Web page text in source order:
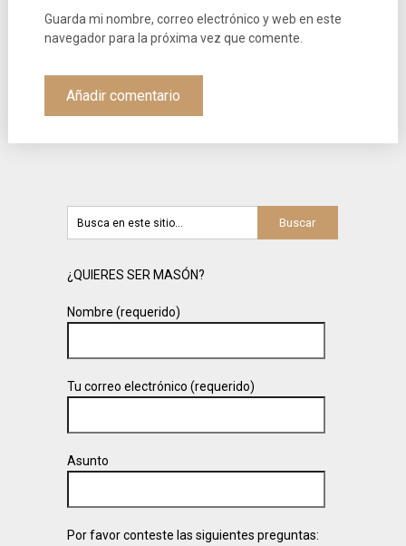
Guarda mi nombre, correo electrónico y web en este
navegador para la próxima vez que comente.
¿QUIERES SER MASÓN?
Nombre (requerido)
Tu correo electrónico (requerido)
Asunto
Por favor conteste las siguientes preguntas: